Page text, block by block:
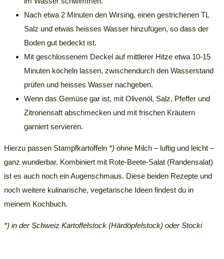
Nach etwa 2 Minuten den Wirsing, einen gestrichenen TL
Salz und etwas heisses Wasser hinzufügen, so dass der
Boden gut bedeckt ist.
Mit geschlossenem Deckel auf mittlerer Hitze etwa 10-15
Minuten köcheln lassen, zwischendurch den Wasserstand
prüfen und heisses Wasser nachgeben.
Wenn das Gemüse gar ist, mit Olivenöl, Salz, Pfeffer und
Zitronensaft abschmecken und mit frischen Kräutern
garniert servieren.
Hierzu passen Stampfkartoffeln *) ohne Milch – luftig und leicht –
ganz wunderbar. Kombiniert mit Rote-Beete-Salat (Randensalat)
ist es auch noch ein Augenschmaus. Diese beiden Rezepte und
noch weitere kulinarische, vegetarische Ideen findest du in
meinem Kochbuch.
*) in der Schweiz Kartoffelstock (Härdöpfelstock) oder Stocki